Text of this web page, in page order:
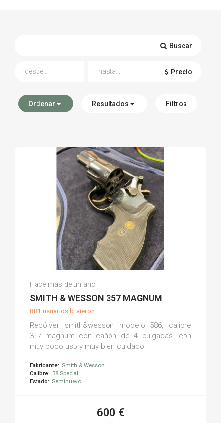
Buscar
Precio
Ordenar Resultados Filtros
Pedro M.
(0)
Hace más de un año
SMITH & WESSON 357 MAGNUM
881 usuarios lo vieron
Recólver smith&wesson modelo 586, calibre
357 magnum con cañón de 4 pulgadas. con
muy poco uso y muy bien cuidado.
Fabricante: Smith & Wesson
Calibre: 38 Special
Estado: Seminuevo
600 €